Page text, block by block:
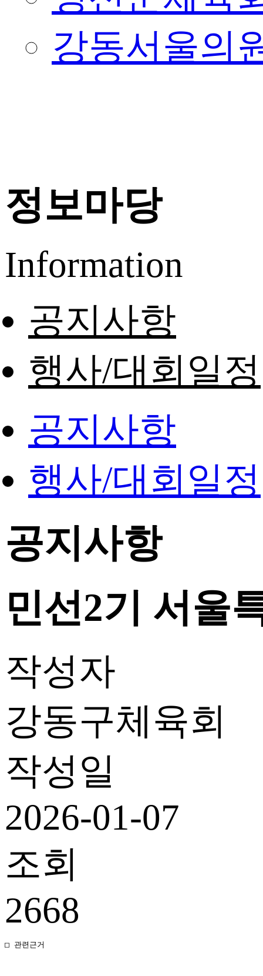
강동서울의
정보마당
Information
공지사항
행사/대회일정
공지사항
행사/대회일정
공지사항
민선2기 서울
작성자
강동구체육회
작성일
2026-01-07
조회
2668
□ 관련근거